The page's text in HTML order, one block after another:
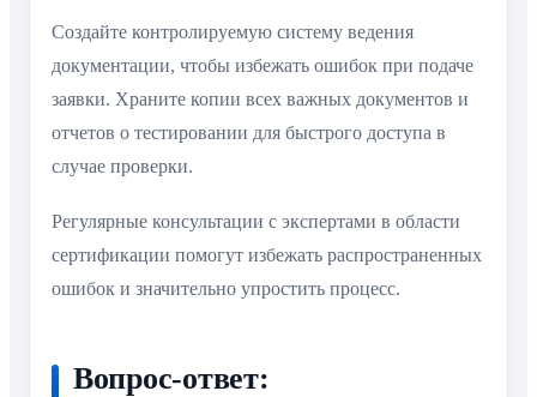
Создайте контролируемую систему ведения
документации, чтобы избежать ошибок при подаче
заявки. Храните копии всех важных документов и
отчетов о тестировании для быстрого доступа в
случае проверки.
Регулярные консультации с экспертами в области
сертификации помогут избежать распространенных
ошибок и значительно упростить процесс.
Вопрос-ответ: